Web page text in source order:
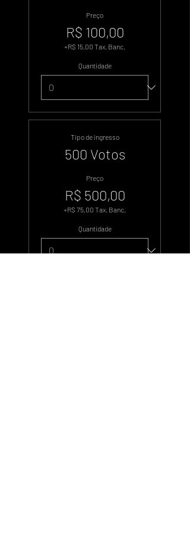
Preço
R$ 100,00
+R$ 15,00 Tax. Banc.
Quantidade
Tipo de ingresso
500 Votos
Preço
R$ 500,00
+R$ 75,00 Tax. Banc.
Quantidade